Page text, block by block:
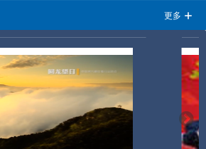
更多